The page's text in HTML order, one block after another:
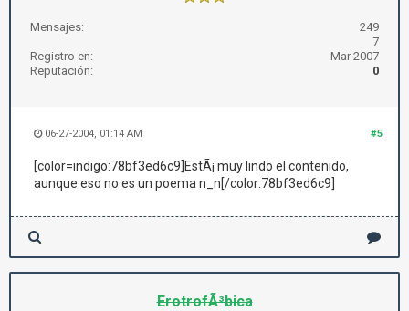
Mensajes:
249
7
Registro en:
Mar 2007
Reputación:
0
#5
06-27-2004, 01:14 AM
[color=indigo:78bf3ed6c9]EstÃ¡ muy lindo el contenido,
aunque eso no es un poema n_n[/color:78bf3ed6c9]
ErotrofÃ³bica